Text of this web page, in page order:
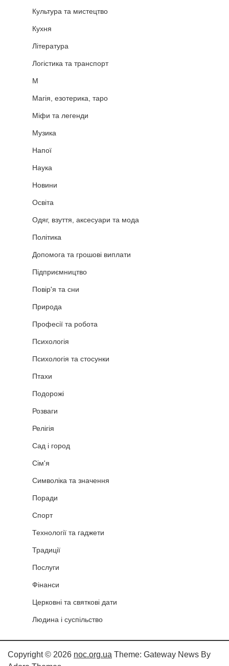
Культура та мистецтво
Кухня
Література
Логістика та транспорт
М
Магія, езотерика, таро
Міфи та легенди
Музика
Напої
Наука
Новини
Освіта
Одяг, взуття, аксесуари та мода
Політика
Допомога та грошові виплати
Підприємництво
Повір'я та сни
Природа
Професії та робота
Психологія
Психологія та стосунки
Птахи
Подорожі
Розваги
Релігія
Сад і город
Сім'я
Символіка та значення
Поради
Спорт
Технології та гаджети
Традиції
Послуги
Фінанси
Церковні та святкові дати
Людина і суспільство
Copyright © 2026 noc.org.ua Theme: Gateway News By